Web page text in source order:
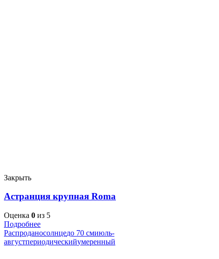
Закрыть
Астранция крупная Roma
Оценка 0 из 5
Подробнее
Распроданосолнцедо 70 смиюль-
августпериодическийумеренный